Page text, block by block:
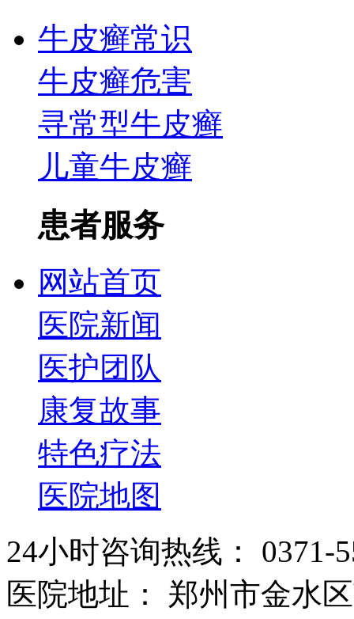
牛皮癣常识
牛皮癣危害
寻常型牛皮癣
儿童牛皮癣
患者服务
网站首页
医院新闻
医护团队
康复故事
特色疗法
医院地图
24小时咨询热线： 0371-
医院地址： 郑州市金水